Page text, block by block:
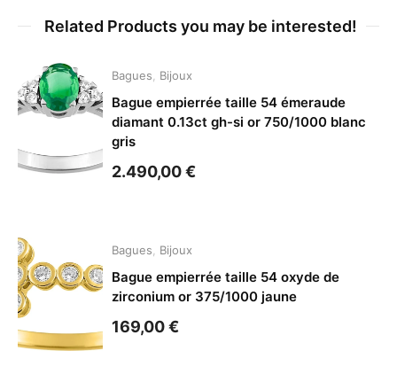
Related Products you may be interested!
Bagues Bijoux
Bague empierrée taille 54 émeraude
diamant 0.13ct gh-si or 750/1000 blanc
gris
2.490,00€
Bagues Bijoux
Bague empierrée taille 54 oxyde de
zirconium or 375/1000 jaune
169,00€